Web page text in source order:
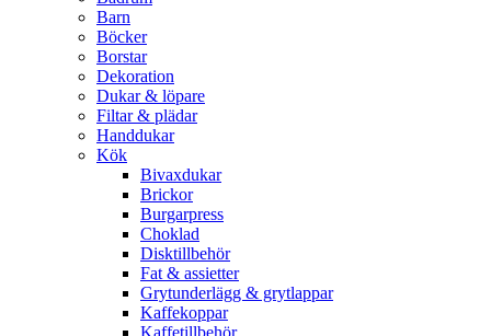
Barn
Böcker
Borstar
Dekoration
Dukar & löpare
Filtar & plädar
Handdukar
Kök
Bivaxdukar
Brickor
Burgarpress
Choklad
Disktillbehör
Fat & assietter
Grytunderlägg & grytlappar
Kaffekoppar
Kaffetillbehör